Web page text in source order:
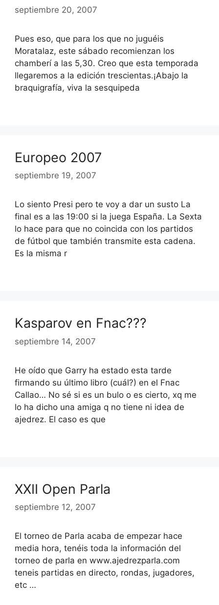
septiembre 20, 2007
Pues eso, que para los que no juguéis
Moratalaz, este sábado recomienzan los
chamberí a las 5,30. Creo que esta temporada
llegaremos a la edición trescientas.¡Abajo la
braquigrafía, viva la sesquipeda
Europeo 2007
septiembre 19, 2007
Lo siento Presi pero te voy a dar un susto La
final es a las 19:00 si la juega España. La Sexta
lo hace para que no coincida con los partidos
de fútbol que también transmite esta cadena.
Es la misma r
Kasparov en Fnac???
septiembre 14, 2007
He oído que Garry ha estado esta tarde
firmando su último libro (cuál?) en el Fnac
Callao… No sé si es un bulo o es cierto, xq me
lo ha dicho una amiga q no tiene ni idea de
ajedrez. El caso es que
XXII Open Parla
septiembre 12, 2007
El torneo de Parla acaba de empezar hace
media hora, tenéis toda la información del
torneo de parla en www.ajedrezparla.com
teneis partidas en directo, rondas, jugadores,
etc …